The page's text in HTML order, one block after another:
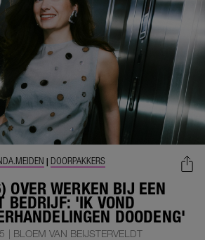
OVER WERKEN BIJ EEN
BEDRIJF: 'IK VOND
DOODENG'
| DOORPAKKERS
| BLOEM VAN BEIJSTERVELDT